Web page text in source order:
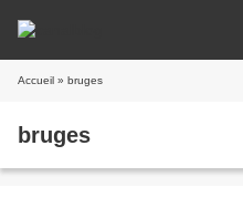
Accueil » bruges
bruges